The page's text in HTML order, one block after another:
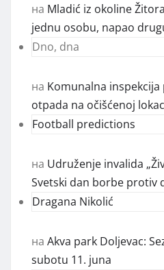
на Mladić iz okoline
jednu osobu, napao
Dno, dna
на Komunalna
otpada na očišćenoj
Football predictions
на Udruženje invalida
Svetski dan borbe protiv
Dragana Nikolić
на Akva park Doljevac:
subotu 11. juna